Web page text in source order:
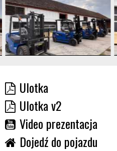
Ulotka
Ulotka v2
Video prezentacja
Dojedź do pojazdu